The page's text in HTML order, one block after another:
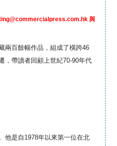
與
兩百餘幅作品，組成了橫跨46
，帶讀者回顧上世紀70-90年代
他是自1978年以來第一位在北